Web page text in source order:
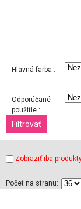
Hlavná farba :
Odporúčané
použitie :
Zobraziť iba
Počet na stranu: